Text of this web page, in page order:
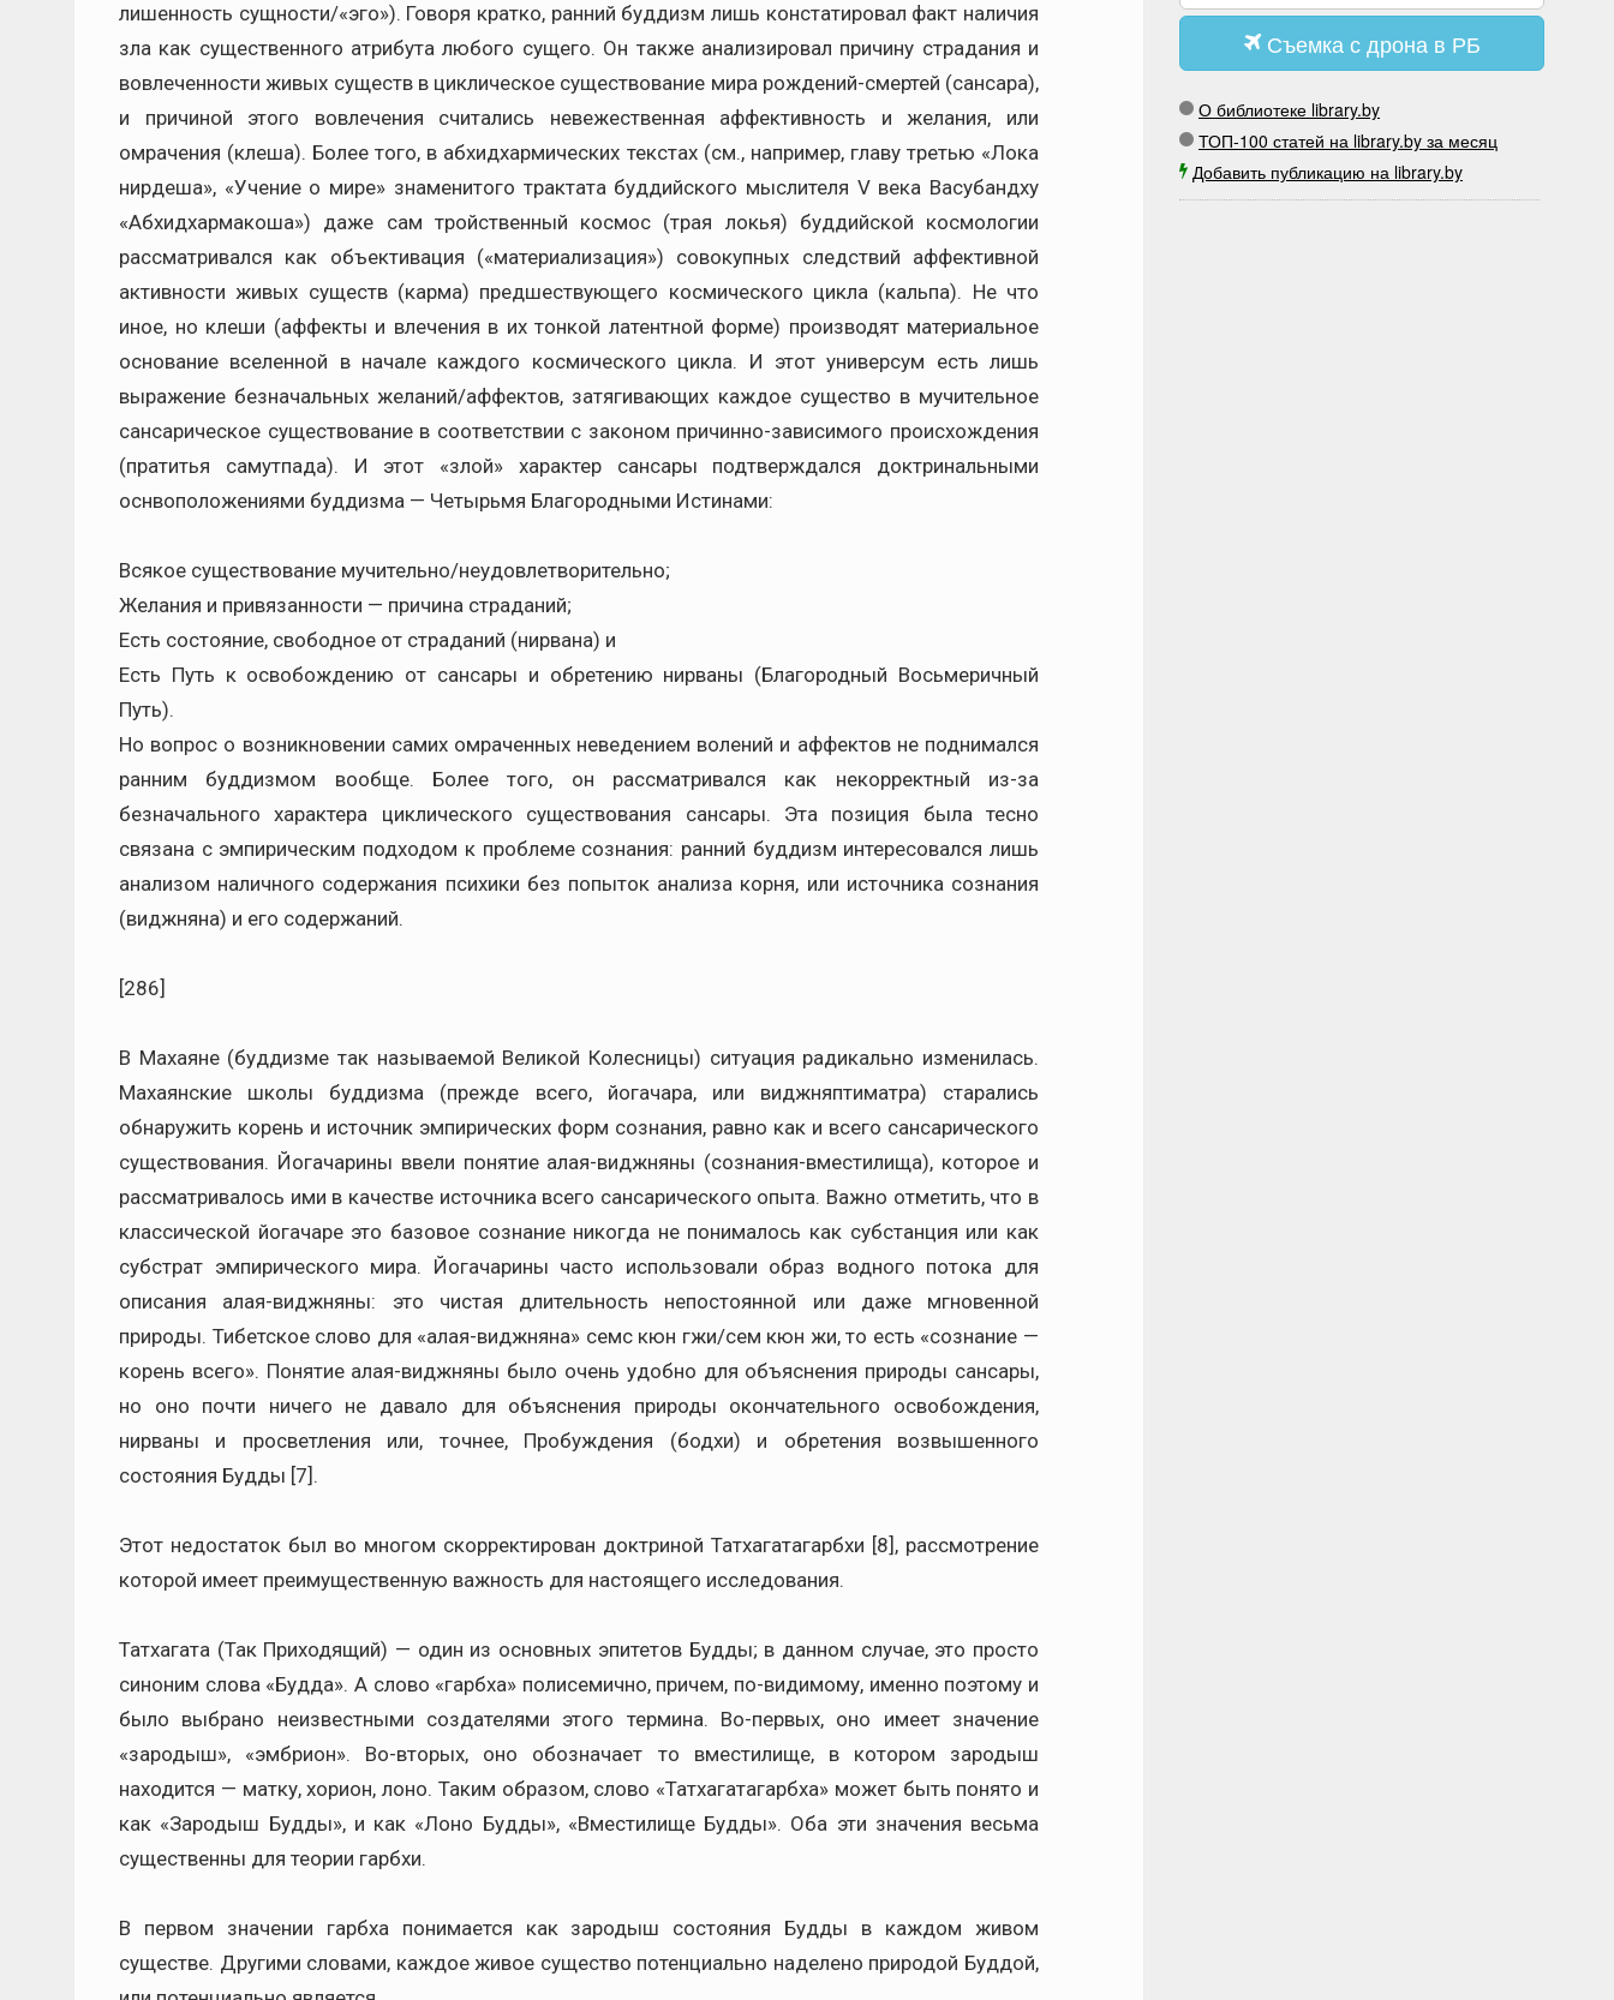
Съемка с дрона в РБ
О библиотеке library.by
ТОП-100 статей на library.by за месяц
Добавить публикацию на library.by
лишенность сущности/«эго»). Говоря кратко, ранний буддизм лишь констатировал факт наличия
зла как существенного атрибута любого сущего. Он также анализировал причину страдания и
вовлеченности живых существ в циклическое существование мира рождений-смертей (сансара),
и причиной этого вовлечения считались невежественная аффективность и желания, или
омрачения (клеша). Более того, в абхидхармических текстах (см., например, главу третью «Лока
нирдеша», «Учение о мире» знаменитого трактата буддийского мыслителя V века Васубандху
«Абхидхармакоша») даже сам тройственный космос (трая локья) буддийской космологии
рассматривался как объективация («материализация») совокупных следствий аффективной
активности живых существ (карма) предшествующего космического цикла (кальпа). Не что
иное, но клеши (аффекты и влечения в их тонкой латентной форме) производят материальное
основание вселенной в начале каждого космического цикла. И этот универсум есть лишь
выражение безначальных желаний/аффектов, затягивающих каждое существо в мучительное
сансарическое существование в соответствии с законом причинно-зависимого происхождения
(пратитья самутпада). И этот «злой» характер сансары подтверждался доктринальными
оснвоположениями буддизма — Четырьмя Благородными Истинами:
Всякое существование мучительно/неудовлетворительно;
Желания и привязанности — причина страданий;
Есть состояние, свободное от страданий (нирвана) и
Есть Путь к освобождению от сансары и обретению нирваны (Благородный Восьмеричный
Путь).
Но вопрос о возникновении самих омраченных неведением волений и аффектов не поднимался
ранним буддизмом вообще. Более того, он рассматривался как некорректный из-за
безначального характера циклического существования сансары. Эта позиция была тесно
связана с эмпирическим подходом к проблеме сознания: ранний буддизм интересовался лишь
анализом наличного содержания психики без попыток анализа корня, или источника сознания
(виджняна) и его содержаний.
[286]
В Махаяне (буддизме так называемой Великой Колесницы) ситуация радикально изменилась.
Махаянские школы буддизма (прежде всего, йогачара, или виджняптиматра) старались
обнаружить корень и источник эмпирических форм сознания, равно как и всего сансарического
существования. Йогачарины ввели понятие алая-виджняны (сознания-вместилища), которое и
рассматривалось ими в качестве источника всего сансарического опыта. Важно отметить, что в
классической йогачаре это базовое сознание никогда не понималось как субстанция или как
субстрат эмпирического мира. Йогачарины часто использовали образ водного потока для
описания алая-виджняны: это чистая длительность непостоянной или даже мгновенной
природы. Тибетское слово для «алая-виджняна» семс кюн гжи/сем кюн жи, то есть «сознание —
корень всего». Понятие алая-виджняны было очень удобно для объяснения природы сансары,
но оно почти ничего не давало для объяснения природы окончательного освобождения,
нирваны и просветления или, точнее, Пробуждения (бодхи) и обретения возвышенного
состояния Будды [7].
Этот недостаток был во многом скорректирован доктриной Татхагатагарбхи [8], рассмотрение
которой имеет преимущественную важность для настоящего исследования.
Татхагата (Так Приходящий) — один из основных эпитетов Будды; в данном случае, это просто
синоним слова «Будда». А слово «гарбха» полисемично, причем, по-видимому, именно поэтому и
было выбрано неизвестными создателями этого термина. Во-первых, оно имеет значение
«зародыш», «эмбрион». Во-вторых, оно обозначает то вместилище, в котором зародыш
находится — матку, хорион, лоно. Таким образом, слово «Татхагатагарбха» может быть понято и
как «Зародыш Будды», и как «Лоно Будды», «Вместилище Будды». Оба эти значения весьма
существенны для теории гарбхи.
В первом значении гарбха понимается как зародыш состояния Будды в каждом живом
существе. Другими словами, каждое живое существо потенциально наделено природой Буддой,